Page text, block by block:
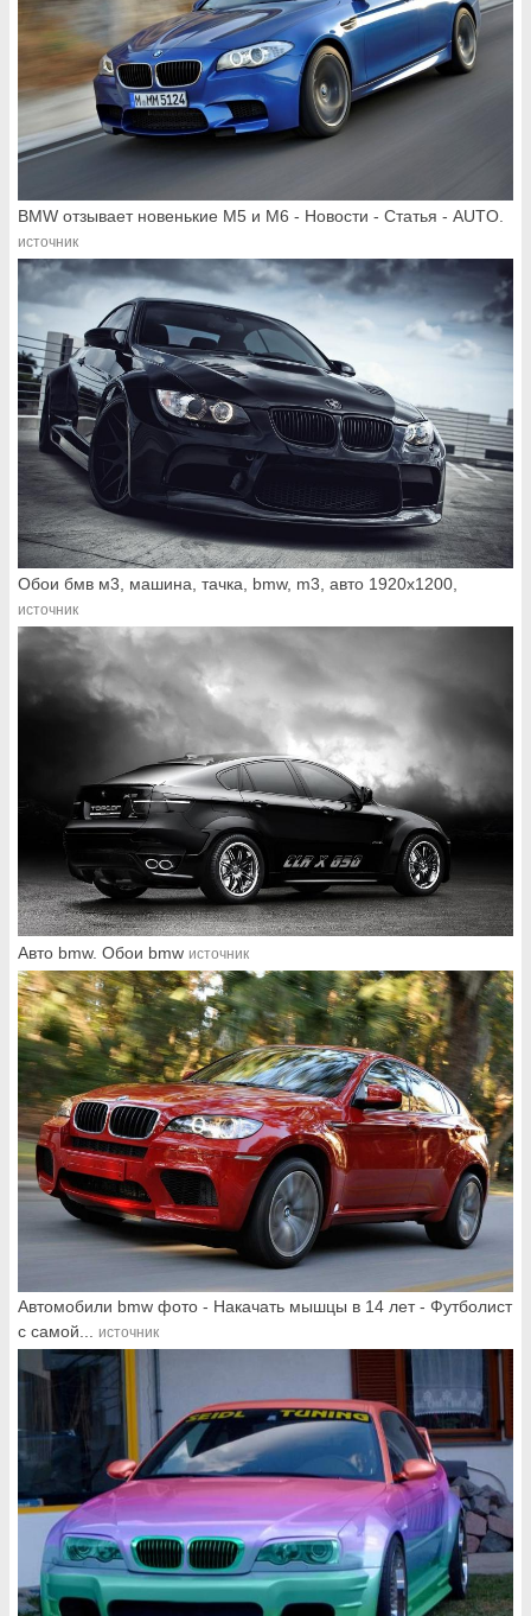
BMW отзывает новенькие M5 и M6 - Новости - Статья - AUTO.
источник
Обои бмв м3, машина, тачка, bmw, m3, авто 1920x1200,
источник
Авто bmw. Обои bmw источник
Автомобили bmw фото - Накачать мышцы в 14 лет - Футболист
с самой... источник